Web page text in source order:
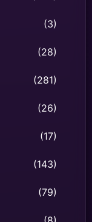
(3)
(28)
(281)
(26)
(17)
(143)
(79)